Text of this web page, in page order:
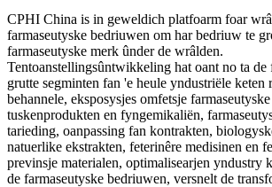
CPHI China is in geweldich platfoarm foar
farmaseutyske bedriuwen om har bedriuw te
farmaseutyske merk ûnder de wrâlden.
Tentoanstellingsûntwikkeling hat oant no ta de
grutte segminten fan 'e heule yndustriële keten
behannele, eksposysjes omfetsje
tuskenprodukten en fyngemikaliën,
tarieding, oanpassing fan kontrakten,
natuerlike ekstrakten, feterinêre medisinen en
previnsje materialen, optimalisearjen yndustry
de farmaseutyske bedriuwen, versnelt de